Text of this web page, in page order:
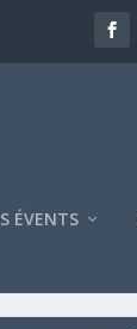
ÉVENTS